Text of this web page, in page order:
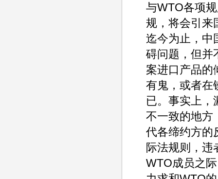
与WTO各项
规，将会引来
迄今为止，中
碍问题，但并
案进口产品的
有鬼，或者在
已。事实上，
不一致的地方
代各缔约方的
际法规则，违
WTO成员之